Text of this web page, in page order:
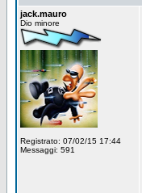
jack.mauro
Dio minore
Registrato: 07/02/15 17:44
Messaggi: 591